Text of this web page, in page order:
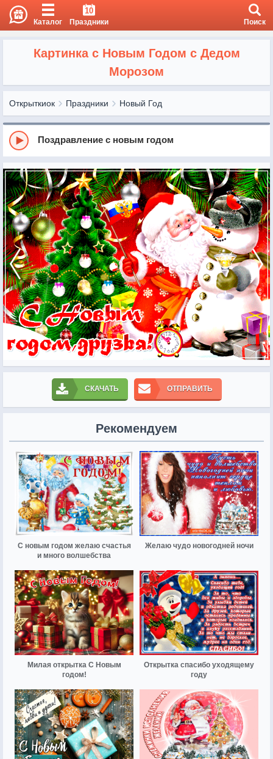
Каталог
10
Праздники Поиск
Картинка с Новым Годом с Дедом
Морозом
Открыткиок Праздники Новый Год
Поздравление с новым годом
СКАЧАТЬ ОТПРАВИТЬ
Рекомендуем
С новым годом желаю счастья
и много волшебства
Желаю чудо новогодней ночи
Милая открытка С Новым
годом!
Открытка спасибо уходящему
году